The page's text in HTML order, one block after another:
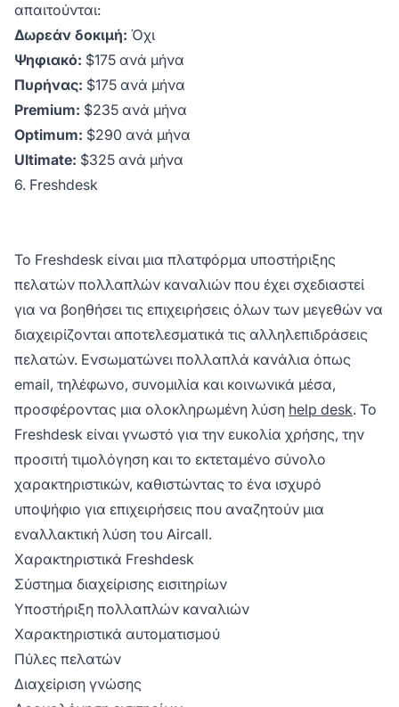
απαιτούνται:
Δωρεάν δοκιμή: Όχι
Ψηφιακό: $175 ανά μήνα
Πυρήνας: $175 ανά μήνα
Premium: $235 ανά μήνα
Optimum: $290 ανά μήνα
Ultimate: $325 ανά μήνα
6. Freshdesk
Το Freshdesk είναι μια πλατφόρμα υποστήριξης
πελατών πολλαπλών καναλιών που έχει σχεδιαστεί
για να βοηθήσει τις επιχειρήσεις όλων των μεγεθών να
διαχειρίζονται αποτελεσματικά τις αλληλεπιδράσεις
πελατών. Ενσωματώνει πολλαπλά κανάλια όπως
email, τηλέφωνο, συνομιλία και κοινωνικά μέσα,
προσφέροντας μια ολοκληρωμένη λύση help desk. Το
Freshdesk είναι γνωστό για την ευκολία χρήσης, την
προσιτή τιμολόγηση και το εκτεταμένο σύνολο
χαρακτηριστικών, καθιστώντας το ένα ισχυρό
υποψήφιο για επιχειρήσεις που αναζητούν μια
εναλλακτική λύση του Aircall.
Χαρακτηριστικά Freshdesk
Σύστημα διαχείρισης εισιτηρίων
Υποστήριξη πολλαπλών καναλιών
Χαρακτηριστικά αυτοματισμού
Πύλες πελατών
Διαχείριση γνώσης